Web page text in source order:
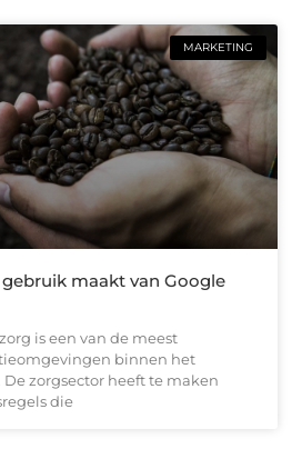
MARKETING
maakt van Google
is een van de meest
binnen het
De zorgsector heeft te maken
die